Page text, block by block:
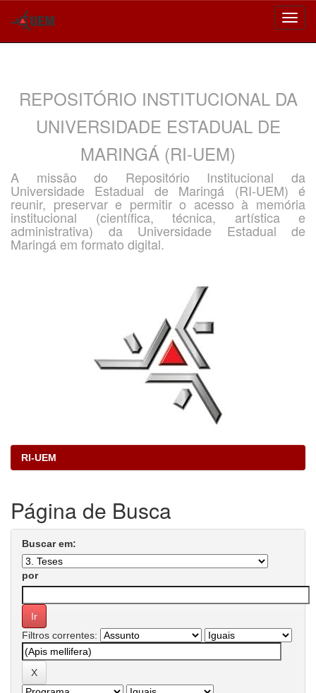
REPOSITÓRIO INSTITUCIONAL DA
UNIVERSIDADE ESTADUAL DE
MARINGÁ (RI-UEM)
A missão do Repositório Institucional da
Universidade Estadual de Maringá (RI-UEM) é
reunir, preservar e permitir o acesso à memória
institucional (científica, técnica, artística e
administrativa) da Universidade Estadual de
Maringá em formato digital.
RI-UEM
Página de Busca
Buscar em:
por
Filtros correntes: